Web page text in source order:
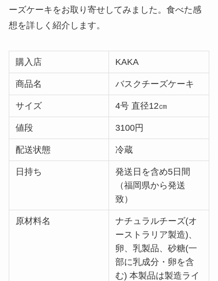
ーズケーキをお取り寄せしてみました。食べた感
想を詳しく紹介します。
購入店 KAKA
商品名 バスクチーズケーキ
サイズ 4号 直径12㎝
値段 3100円
配送状態 冷蔵
日持ち
発送日を含め5日間
（福岡県から発送
致）
原材料名
ナチュラルチーズ(オ
ーストラリア製造)、
卵、乳製品、砂糖(一
部に乳成分・卵を含
む) 本製品は製造ライ